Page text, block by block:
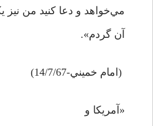
مي‌خواهد و دعا كنيد من نيز
آن گردم».
(امام خميني-14/7/67)
«آمريكا و